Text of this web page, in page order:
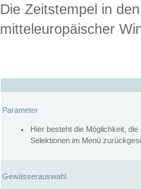
Die Zeitstempel in
mitteleuropäischer
Parameter
Hier besteht die Möglichkeit,
Selektionen im Menü
Gewässerauswahl